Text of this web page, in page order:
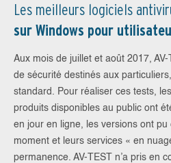
Les meilleurs logiciels
sur Windows pour
Aux mois de juillet et août 2017,
de sécurité destinés aux
standard. Pour réaliser ces tests,
produits disponibles au public ont
en jour en ligne, les versions ont
moment et leurs services « en
permanence. AV-TEST n’a pris en